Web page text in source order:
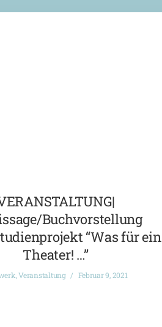
Buchvorstellung
“Was für ein
Theater! …”
,Veranstaltung Februar 9, 2021